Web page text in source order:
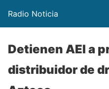
Radio Noticia
Detienen AEI a
distribuidor de